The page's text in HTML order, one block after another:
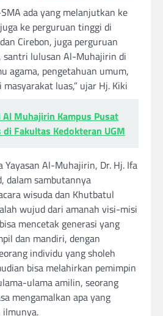
ada yang melanjutkan ke
ke perguruan tinggi di
Cirebon, juga perguruan
santri lulusan Al-Muhajirin di
agama, pengetahuan umum,
luas,” ujar Hj. Kiki
Muhajirin Kampus Pusat
Fakultas Kedokteran UGM
Al-Muhajirin, Dr. Hj. Ifa
dalam sambutannya
wisuda dan Khutbatul
wujud dari amanah visi-misi
mencetak generasi yang
dan mandiri, dengan
individu yang sholeh
bisa melahirkan pemimpin
ulama amilin, seorang
mengamalkan apa yang
ilmunya.